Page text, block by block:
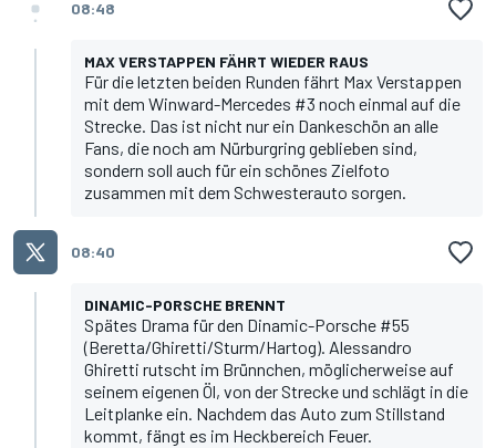
08:48
MAX VERSTAPPEN FÄHRT WIEDER RAUS
Für die letzten beiden Runden fährt Max Verstappen
mit dem Winward-Mercedes #3 noch einmal auf die
Strecke. Das ist nicht nur ein Dankeschön an alle
Fans, die noch am Nürburgring geblieben sind,
sondern soll auch für ein schönes Zielfoto
zusammen mit dem Schwesterauto sorgen.
08:40
DINAMIC-PORSCHE BRENNT
Spätes Drama für den Dinamic-Porsche #55
(Beretta/Ghiretti/Sturm/Hartog). Alessandro
Ghiretti rutscht im Brünnchen, möglicherweise auf
seinem eigenen Öl, von der Strecke und schlägt in die
Leitplanke ein. Nachdem das Auto zum Stillstand
kommt, fängt es im Heckbereich Feuer.